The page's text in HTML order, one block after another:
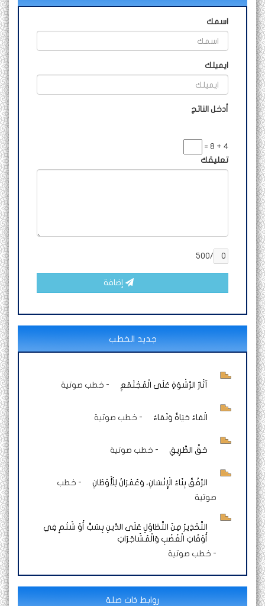
اسمك
ايميلك
أدخل الناتج
4 + 8 =
تعليقك
/500
إضافة
جديد الخطب
آثَارُ الرِّشْوَةِ عَلَى الْمُجْتَمَعِ - خطب صوتية
الْمَاءُ حَيَاةٌ وَنَمَاءٌ - خطب صوتية
حَقُّ الطَّرِيقِ - خطب صوتية
الرِّفْقُ بِنَاءُ الْإِنْسَانِ، وَعُمْرَانٌ لِلْأَوْطَانِ - خطب
صوتية
التَّحْذِيرُ مِنَ التَّطَاوُلِ عَلَى الدِّينِ بِسَبٍّ أَوْ شَتْمٍ فِي
أَوْقَاتِ الْغَضَبِ وَالْمُشَاجَرَاتِ
- خطب صوتية
روابط ذات صلة